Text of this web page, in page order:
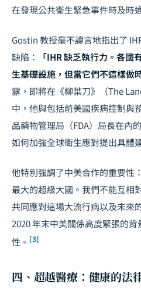
在發現公共衛生緊急事件時及時
Gostin 教授毫不諱言地指出了
缺陷：
「IHR 缺乏執行力。各
生基礎設施，但當它們不這樣做
露，即將在《柳葉刀》（The
中，他與包括前美國疾病控制與
品藥物管理局（FDA）局長在內
如何加強全球衛生應對提出具體
他特別強調了中美合作的重要性
最大的超級大國。我們不能互
共同應對這場大流行病以及未來
2020 年末中美關係高度緊張的
性。 [3]
四、超越醫療：健康的法